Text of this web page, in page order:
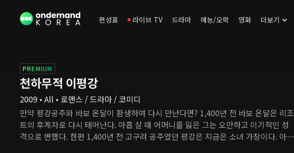
편성표 라이브 TV 드라마 예능/오락 영화 더보기
PREMIUM
천하무적 이평강
2009 • All • 로맨스 / 드라마 / 코미디
만약 평강공주와 바보 온달이 환생하여 다시 만난다면? 1,400년 전 바보 온달은 리조
트의 후계자로 다시 태어난다. 아홉 살 때 어머니를 잃은 그는 오만하고 이기적인 성
격으로 변했다. 한편 1,400년 전 고구려 공주였던 평강은 지금은 소녀 가장이다. 아버